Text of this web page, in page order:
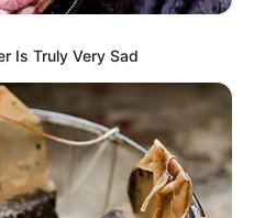
CƏMİYYƏT
Is Truly Very Sad